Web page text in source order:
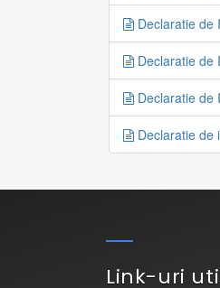
Declaratie de
Declaratie de
Declaratie de
Declaratie de
Link-uri